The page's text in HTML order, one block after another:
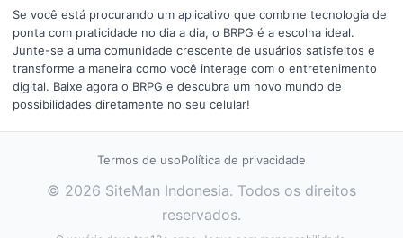
Se você está procurando um aplicativo que combine tecnologia de
ponta com praticidade no dia a dia, o BRPG é a escolha ideal.
Junte-se a uma comunidade crescente de usuários satisfeitos e
transforme a maneira como você interage com o entretenimento
digital. Baixe agora o BRPG e descubra um novo mundo de
possibilidades diretamente no seu celular!
Termos de usoPolítica de privacidade
© 2026 SiteMan Indonesia. Todos os direitos
reservados.